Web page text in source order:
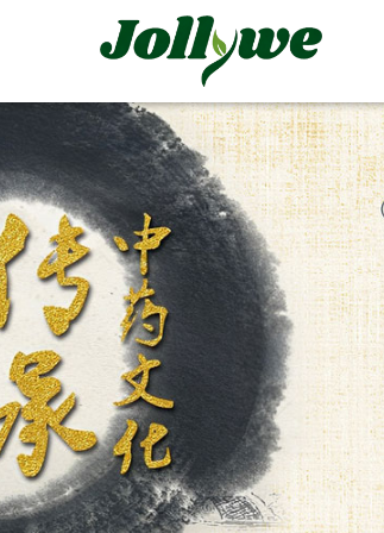
Soulagement
constipation
Supplément
perte de poids
Comprimés/Pilules